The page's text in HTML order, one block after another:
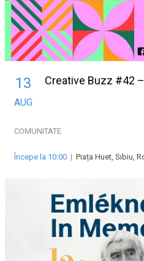
13
AUG
Creative Buzz #42
COMUNITATE
Începe la 10:00 | Piața Huet, Sibiu,